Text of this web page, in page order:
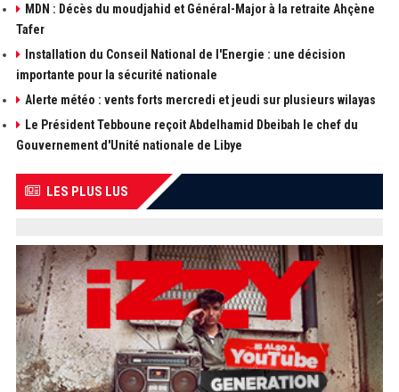
MDN : Décès du moudjahid et Général-Major à la retraite Ahçène
Tafer
Installation du Conseil National de l'Energie : une décision
importante pour la sécurité nationale
Alerte météo : vents forts mercredi et jeudi sur plusieurs wilayas
Le Président Tebboune reçoit Abdelhamid Dbeibah le chef du
Gouvernement d'Unité nationale de Libye
LES PLUS LUS